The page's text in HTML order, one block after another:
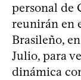
personal de
reunirán en
Brasileño,
Julio, para
dinámica